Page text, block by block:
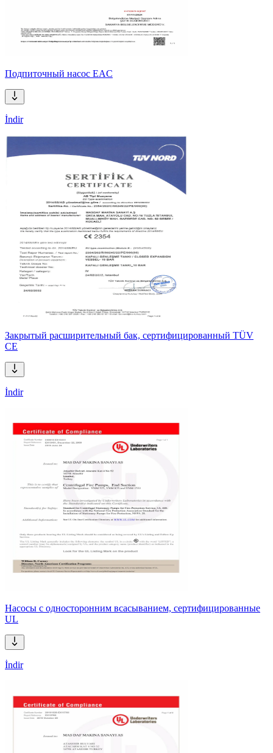
Подпиточный насос EAC
İndir
Закрытый расширительный бак, сертифицированный TÜV
CE
İndir
Насосы с односторонним всасыванием, сертифицированные
UL
İndir